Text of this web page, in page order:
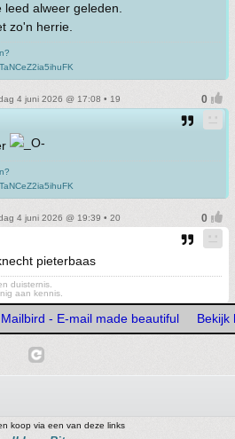
alweer geleden.
zo'n herrie.
4 juni 2026 @ 17:08 • 19
4 juni 2026 @ 19:39 • 20
pieterbaas
duisternis.
aan kennis.
Mailbird - E-mail made beautiful Bekijk
koop via een van deze links